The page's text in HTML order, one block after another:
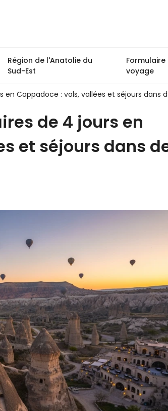
Région de l'Anatolie du
Sud-Est
voyage
Cappadoce : vols, vallées et séjours dans
de 4 jours en
et séjours dans